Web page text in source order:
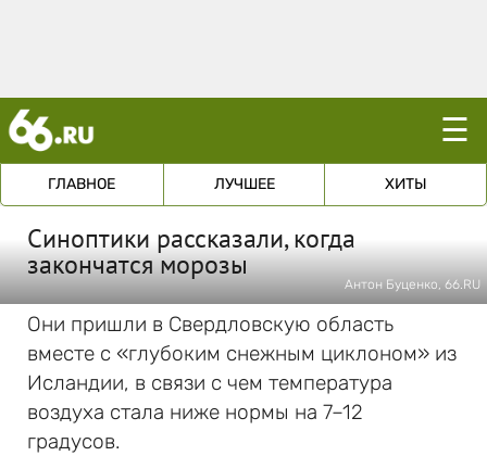
☰
ГЛАВНОЕ ЛУЧШЕЕ ХИТЫ
Синоптики рассказали, когда
закончатся морозы
Антон Буценко, 66.RU
Они пришли в Свердловскую область
вместе с «глубоким снежным циклоном» из
Исландии, в связи с чем температура
воздуха стала ниже нормы на 7–12
градусов.